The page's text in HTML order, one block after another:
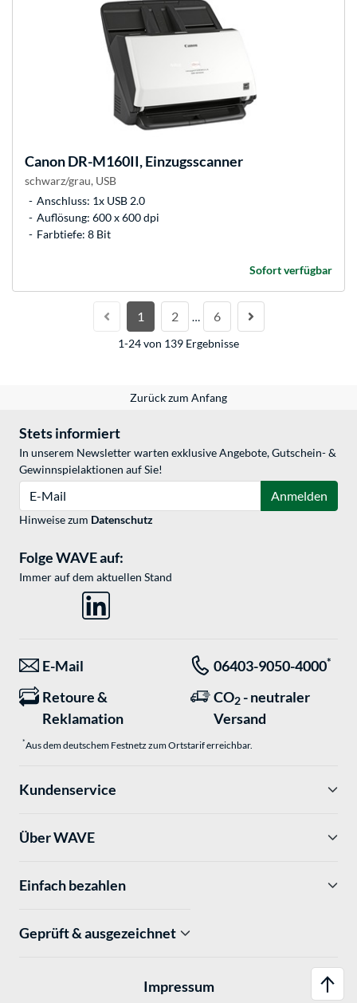
CanonDR-M160II, Einzugsscanner
schwarz/grau, USB
Anschluss: 1x USB 2.0
Auflösung: 600 x 600 dpi
Farbtiefe: 8 Bit
Sofort verfügbar
1 2 … 6
1-24 von 139 Ergebnisse
Zurück zum Anfang
Stets informiert
In unserem Newsletter warten exklusive Angebote, Gutschein- &
Gewinnspielaktionen auf Sie!
Anmelden
Hinweise zum Datenschutz
Folge WAVE auf:
Immer auf dem aktuellen Stand
E-Mail 06403-9050-4000*
Retoure &
Reklamation
CO2 - neutraler
Versand
*Aus dem deutschem Festnetz zum Ortstarif erreichbar.
Kundenservice
Über WAVE
Einfach bezahlen
Geprüft & ausgezeichnet
Impressum